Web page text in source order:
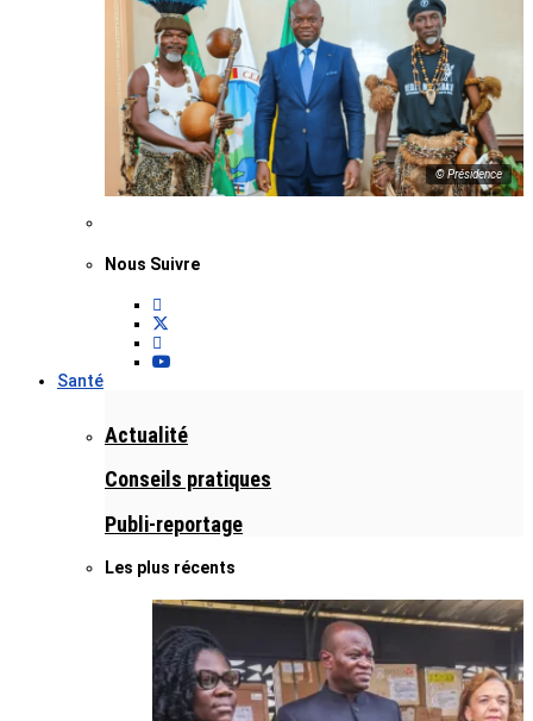
© Présidence
Nous Suivre
Santé
Actualité
Conseils pratiques
Publi-reportage
Les plus récents